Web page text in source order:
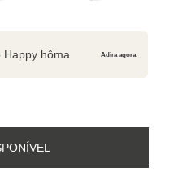
Happy hôma Adira agora